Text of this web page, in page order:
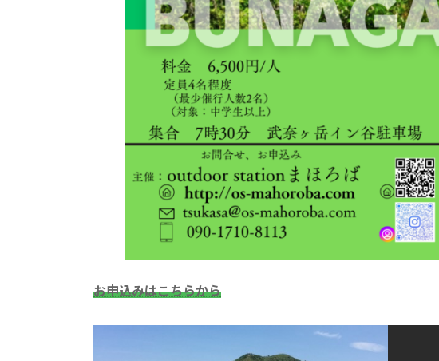
お申込みはこちらから